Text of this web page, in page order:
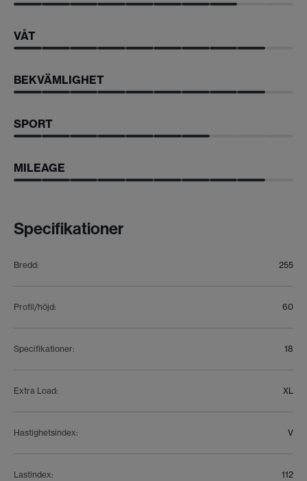
VÅT
BEKVÄMLIGHET
SPORT
MILEAGE
Specifikationer
Bredd: 255
Profil/höjd: 60
Specifikationer: 18
Extra Load: XL
Hastighetsindex: V
Lastindex: 112